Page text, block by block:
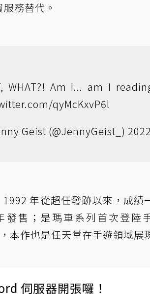
務替代。
WHAT?! Am I... am I
qyMcKxvP6l
Geist (@JennyGeist_)
1992 年從超任發跡以來，成
發售；是瑪車系列首次登陸
本作也是任天堂在手遊領域展
伺服器開張囉！